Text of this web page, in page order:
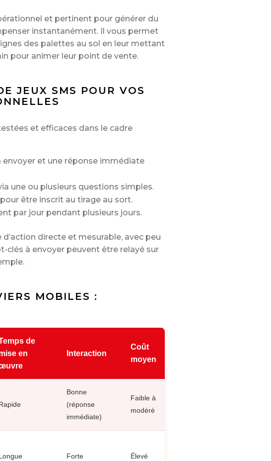
et pertinent pour générer du
instantanément. Il vous permet
des palettes au sol en leur mettant
pour animer leur point de vente.
JEUX SMS POUR VOS
et efficaces dans le cadre
envoyer et une réponse immédiate
une ou plusieurs questions simples.
être inscrit au tirage au sort.
par jour pendant plusieurs jours.
directe et mesurable, avec peu
à envoyer peuvent être relayé sur
MOBILES :
de
en
Interaction
Coût
moyen
Bonne
(réponse
immédiate)
Faible à
modéré
Forte Élevé